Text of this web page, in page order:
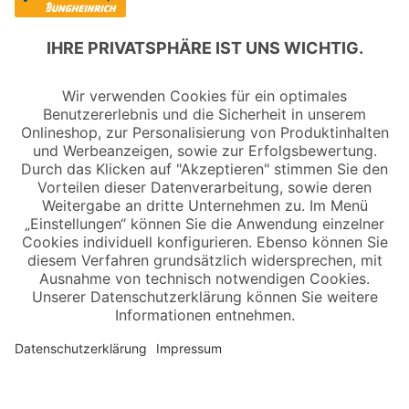
Copyright © 2026 Jungheinrich PROFISHOP
Newsletter
Anmelden →